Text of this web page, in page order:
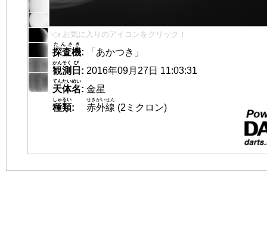
👈 お気に入りのアイコンをクリック！
探査機
たんさき
:
「あかつき」
観測
かんそく
日
び
: 2016年09月27日 11:03:31
天体名
てんたいめい
: 金星
種類
しゅるい
: 赤外線
せきがいせん
(2ミクロン)